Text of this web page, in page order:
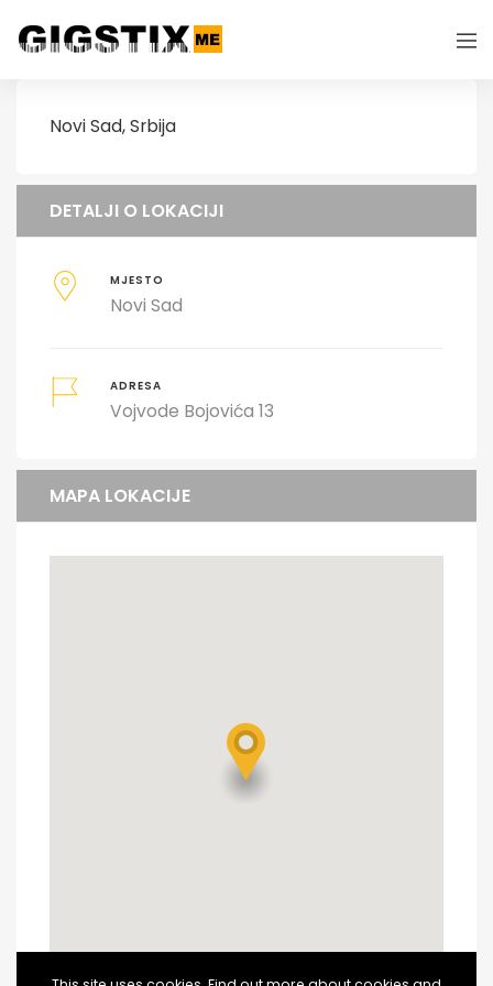
Novi Sad, Srbija
DETALJI O LOKACIJI
MJESTO
Novi Sad
ADRESA
Vojvode Bojovića 13
MAPA LOKACIJE